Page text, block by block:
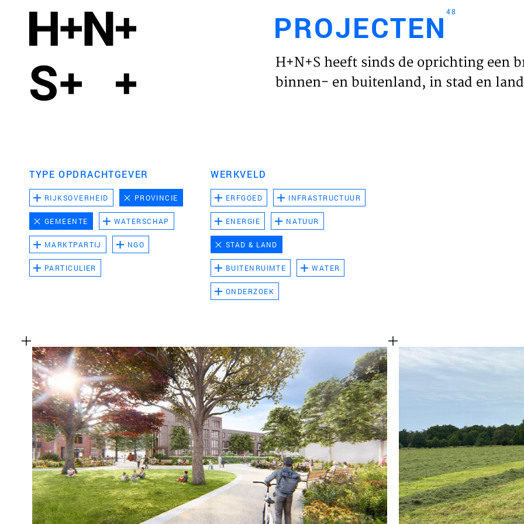
HOME
PROJECTEN 48
H+N+S heeft sinds de oprichting een
binnen- en buitenland, in stad en
TYPE OPDRACHTGEVER
RIJKSOVERHEID PROVINCIE
GEMEENTE WATERSCHAP
MARKTPARTIJ NGO
PARTICULIER
WERKVELD
ERFGOED INFRASTRUCTUUR
ENERGIE NATUUR
STAD & LAND
BUITENRUIMTE WATER
ONDERZOEK